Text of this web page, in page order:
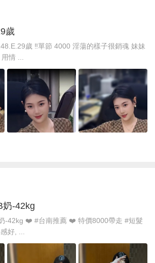
歲
歲 ‼️單節 4000 淫蕩的樣子很銷魂 妹妹
情 ...
奶-42kg
-42kg ❤️ #台南推薦 ❤️ 特價8000帶走 #短髮
好, ...